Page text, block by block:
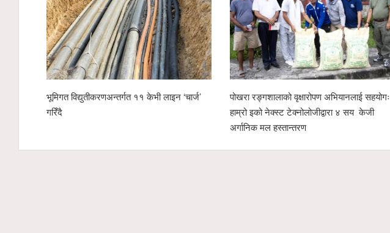
भूमिगत विद्युतीकरणअन्तर्गत ११ केभी लाइन ‘चार्ज’
गरिँदै
पोखरा रङ्गशालाको वृक्षारोपण अभियानलाई सहयोगः
हाम्रो इको नेक्स्ट टेक्नोलोजीद्वारा ४ सय केजी
अर्गानिक मल हस्तान्तरण